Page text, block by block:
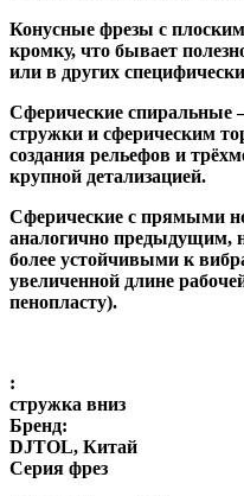
Конусные фрезы с
кромку, что бывает
или в других
Сферические спиральные
стружки и сферическим
создания рельефов и
крупной детализацией.
Сферические с прямыми
аналогично предыдущим,
более устойчивыми к
увеличенной длине
пенопласту).
:
стружка вниз
Бренд:
DJTOL, Китай
Серия фрез